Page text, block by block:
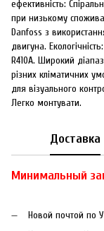
ефективність:
при низькому
Danfoss з
двигуна.
R410A. Широкий
різних кліматичних
для візуального
Легко монтувати.
Доставка
Минимальный
Новой почтой по